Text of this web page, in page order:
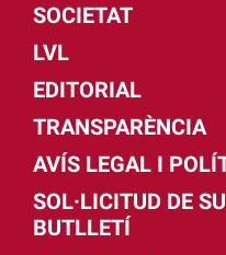
SOCIETAT
LVL
EDITORIAL
TRANSPARÈNCIA
AVÍS LEGAL I
SOL·LICITUD DE
BUTLLETÍ